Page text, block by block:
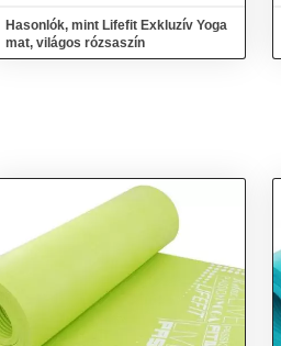
Hasonlók, mint Lifefit Exkluzív Yoga
mat, világos rózsaszín